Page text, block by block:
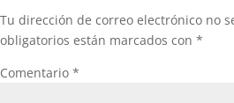
Tu dirección de correo electrónico no
obligatorios están marcados con *
Comentario *